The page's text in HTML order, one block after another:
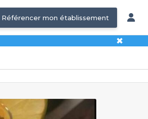
Référencer mon établissement
✖